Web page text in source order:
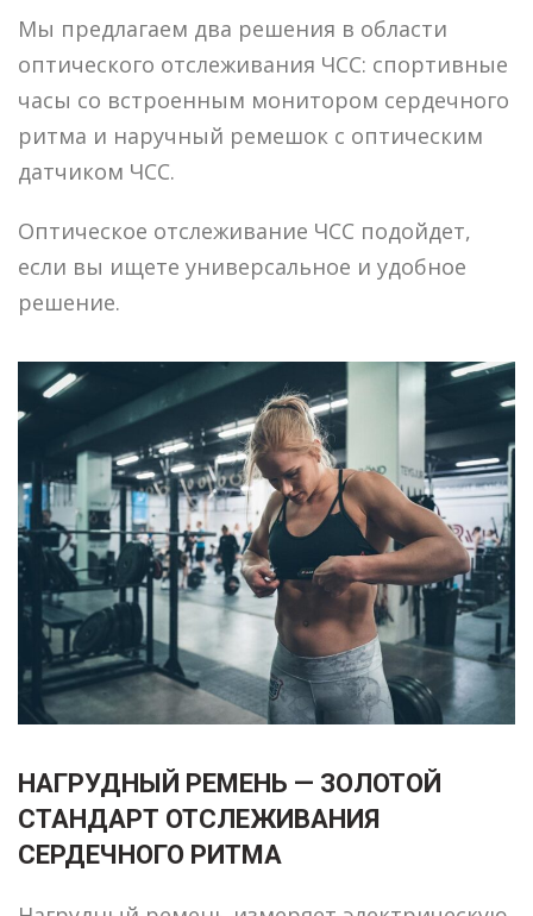
Мы предлагаем два решения в области
оптического отслеживания ЧСС: спортивные
часы со встроенным монитором сердечного
ритма и наручный ремешок с оптическим
датчиком ЧСС.
Оптическое отслеживание ЧСС подойдет,
если вы ищете универсальное и удобное
решение.
НАГРУДНЫЙ РЕМЕНЬ — ЗОЛОТОЙ
СТАНДАРТ ОТСЛЕЖИВАНИЯ
СЕРДЕЧНОГО РИТМА